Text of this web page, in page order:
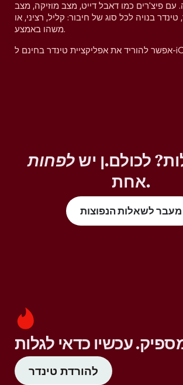
עם פיצ'רים כמו דאבל דייט, מצב מוזיקה, מצב
טינדר בנויה לכל סוג של חיבור: קליל, רציני, או
משהו באמצע.
לכולם.ן ישלפחות
אחת.
מעבר לשאלות הנפוצות
להורדת טינדר